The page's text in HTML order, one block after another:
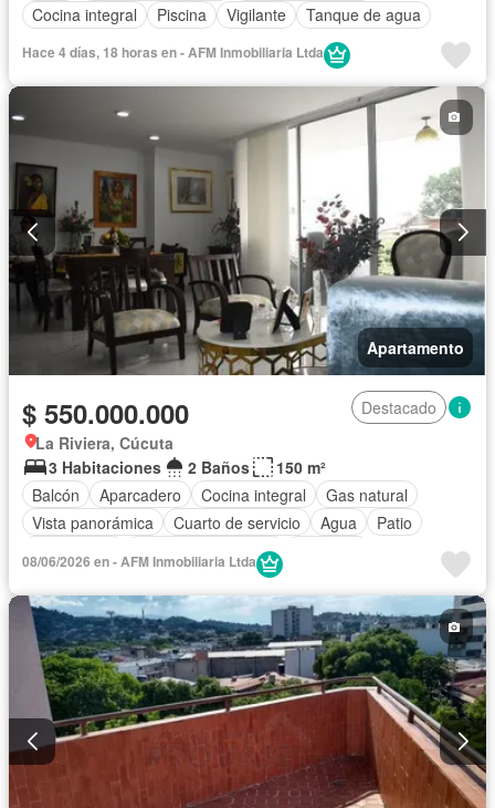
Cocina integral
Piscina Vigilante Tanque de agua
Hace 4 días, 18 horas en - AFM Inmobiliaria Ltda
Apartamento
$ 550.000.000
Destacado
La Riviera, Cúcuta
3 Habitaciones
2 Baños
150 m²
Balcón
Aparcadero Cocina integral
Gas natural
Vista panorámica
Cuarto de servicio Agua
Patio
Caseta de vigilancia
08/06/2026 en - AFM Inmobiliaria Ltda